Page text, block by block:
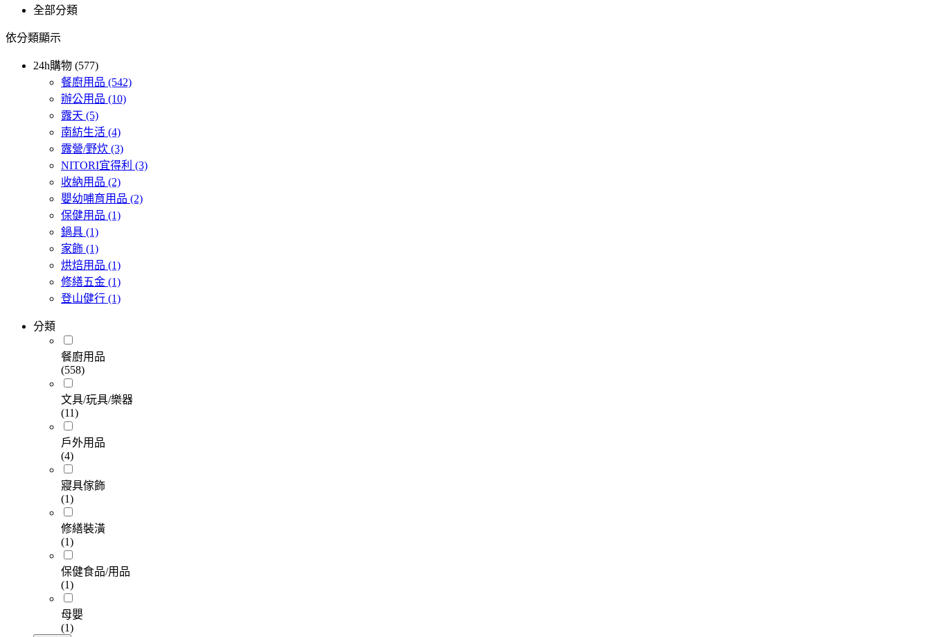
全部分類
依分類顯示
24h購物 (577)
餐廚用品 (542)
辦公用品 (10)
露天 (5)
南紡生活 (4)
露營/野炊 (3)
NITORI宜得利 (3)
收納用品 (2)
嬰幼哺育用品 (2)
保健用品 (1)
鍋具 (1)
家飾 (1)
烘焙用品 (1)
修繕五金 (1)
登山健行 (1)
分類
餐廚用品
(558)
文具/玩具/樂器
(11)
戶外用品
(4)
寢具傢飾
(1)
修繕裝潢
(1)
保健食品/用品
(1)
母嬰
(1)